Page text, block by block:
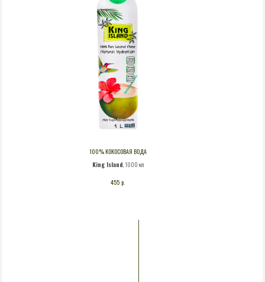
100% КОКОСОВАЯ ВОДА
King Island, 1000 мл
455 р.